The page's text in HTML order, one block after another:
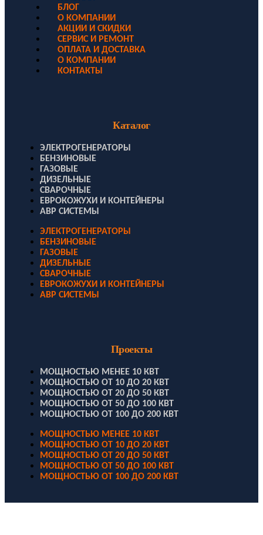
БЛОГ
О КОМПАНИИ
АКЦИИ И СКИДКИ
СЕРВИС И РЕМОНТ
ОПЛАТА И ДОСТАВКА
О КОМПАНИИ
КОНТАКТЫ
Каталог
ЭЛЕКТРОГЕНЕРАТОРЫ
БЕНЗИНОВЫЕ
ГАЗОВЫЕ
ДИЗЕЛЬНЫЕ
СВАРОЧНЫЕ
ЕВРОКОЖУХИ И КОНТЕЙНЕРЫ
АВР СИСТЕМЫ
ЭЛЕКТРОГЕНЕРАТОРЫ
БЕНЗИНОВЫЕ
ГАЗОВЫЕ
ДИЗЕЛЬНЫЕ
СВАРОЧНЫЕ
ЕВРОКОЖУХИ И КОНТЕЙНЕРЫ
АВР СИСТЕМЫ
Проекты
МОЩНОСТЬЮ МЕНЕЕ 10 КВТ
МОЩНОСТЬЮ ОТ 10 ДО 20 КВТ
МОЩНОСТЬЮ ОТ 20 ДО 50 КВТ
МОЩНОСТЬЮ ОТ 50 ДО 100 КВТ
МОЩНОСТЬЮ ОТ 100 ДО 200 КВТ
МОЩНОСТЬЮ МЕНЕЕ 10 КВТ
МОЩНОСТЬЮ ОТ 10 ДО 20 КВТ
МОЩНОСТЬЮ ОТ 20 ДО 50 КВТ
МОЩНОСТЬЮ ОТ 50 ДО 100 КВТ
МОЩНОСТЬЮ ОТ 100 ДО 200 КВТ